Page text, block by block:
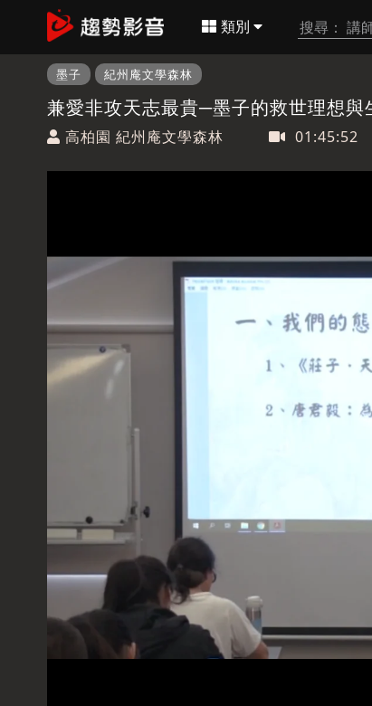
類別
墨子 紀州庵文學森林
兼愛非攻天志最貴─墨子的救世理想與
高柏園 紀州庵文學森林 01:45:52